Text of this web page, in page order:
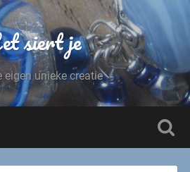
siert je
eigen unieke creatie